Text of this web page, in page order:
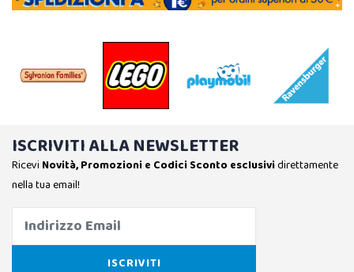
ISCRIVITI ALLA NEWSLETTER
Ricevi Novità, Promozioni e Codici Sconto esclusividirettamente
nella tua email!